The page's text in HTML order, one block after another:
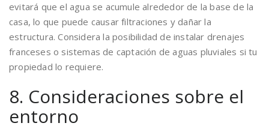
evitará que el agua se acumule alrededor de la base de la
casa, lo que puede causar filtraciones y dañar la
estructura. Considera la posibilidad de instalar drenajes
franceses o sistemas de captación de aguas pluviales si tu
propiedad lo requiere.
8. Consideraciones sobre el
entorno